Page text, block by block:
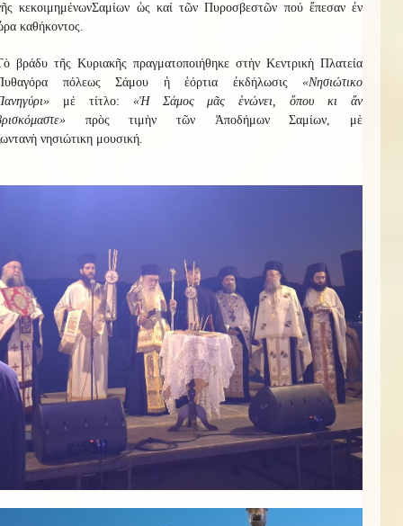
κεκοιμημένωνΣαμίων ὡς καί τῶν Πυροσβεστῶν πού ἔπεσαν ἐν
καθήκοντος
βράδυ τῆς Κυριακῆς πραγματοποιήθηκε στὴν Κεντρικὴ Πλατεία
πόλεως Σάμου ἡ ἑόρτια ἐκδήλωσις «Νησιώτικο
μέ τίτλο: «Ἡ
Σάμος μᾶς ἑνώνει, ὅπου κι ἄν
»
πρὸς τιμὴν τῶν Ἀποδήμων Σαμίων, μὲ
νησιώτικη μουσική.